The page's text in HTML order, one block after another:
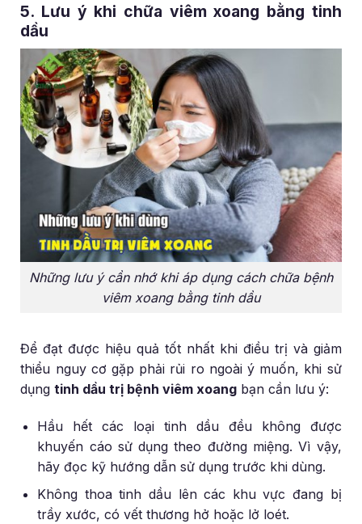
5. Lưu ý khi chữa viêm xoang bằng tinh
dầu
Những lưu ý cần nhớ khi áp dụng cách chữa bệnh
viêm xoang bằng tinh dầu
Để đạt được hiệu quả tốt nhất khi điều trị và giảm
thiểu nguy cơ gặp phải rủi ro ngoài ý muốn, khi sử
dụngtinh dầu trị bệnh viêm xoang bạn cần lưu ý:
Hầu hết các loại tinh dầu đều không được
khuyến cáo sử dụng theo đường miệng. Vì vậy,
hãy đọc kỹ hướng dẫn sử dụng trước khi dùng.
Không thoa tinh dầu lên các khu vực đang bị
trầy xước, có vết thương hở hoặc lở loét.